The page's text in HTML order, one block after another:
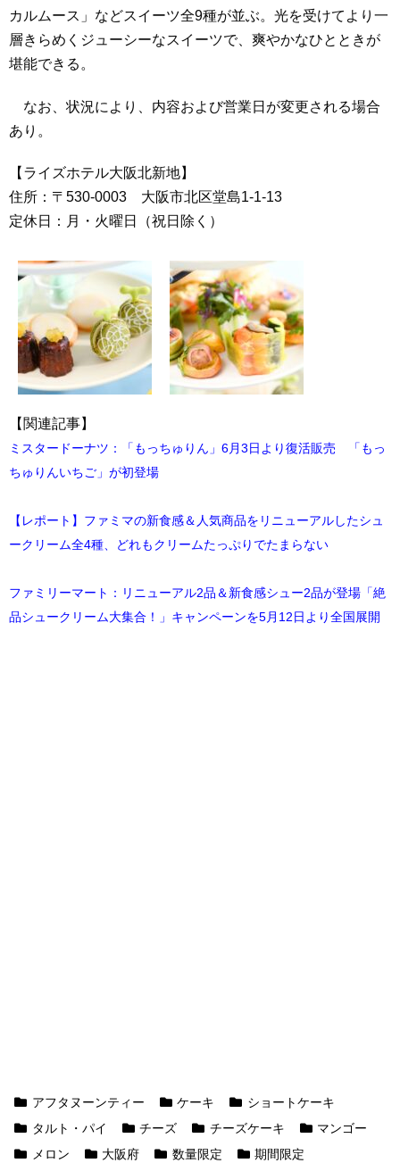
カルムース」などスイーツ全9種が並ぶ。光を受けてより一
層きらめくジューシーなスイーツで、爽やかなひとときが
堪能できる。
なお、状況により、内容および営業日が変更される場合
あり。
【ライズホテル大阪北新地】
住所：〒530-0003 大阪市北区堂島1-1-13
定休日：月・火曜日（祝日除く）
【関連記事】
ミスタードーナツ：「もっちゅりん」6月3日より復活販売 「もっ
ちゅりんいちご」が初登場
【レポート】ファミマの新食感＆人気商品をリニューアルしたシュ
ークリーム全4種、どれもクリームたっぷりでたまらない
ファミリーマート：リニューアル2品＆新食感シュー2品が登場「絶
品シュークリーム大集合！」キャンペーンを5月12日より全国展開
アフタヌーンティー ケーキ
ショートケーキ
タルト・パイ
チーズ チーズケーキ
マンゴー
メロン
大阪府 数量限定 期間限定